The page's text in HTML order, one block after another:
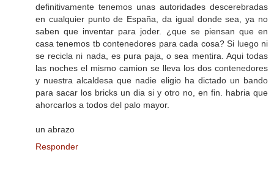
definitivamente tenemos unas autoridades descerebradas
en cualquier punto de España, da igual donde sea, ya no
saben que inventar para joder. ¿que se piensan que en
casa tenemos tb contenedores para cada cosa? Si luego ni
se recicla ni nada, es pura paja, o sea mentira. Aqui todas
las noches el mismo camion se lleva los dos contenedores
y nuestra alcaldesa que nadie eligio ha dictado un bando
para sacar los bricks un dia si y otro no, en fin. habria que
ahorcarlos a todos del palo mayor.
un abrazo
Responder